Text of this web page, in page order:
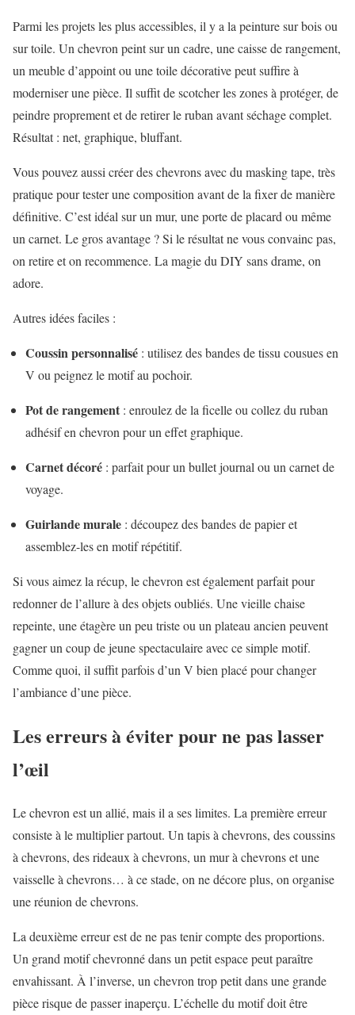
Parmi les projets les plus accessibles, il y a la peinture sur bois ou
sur toile. Un chevron peint sur un cadre, une caisse de rangement,
un meuble d’appoint ou une toile décorative peut suffire à
moderniser une pièce. Il suffit de scotcher les zones à protéger, de
peindre proprement et de retirer le ruban avant séchage complet.
Résultat : net, graphique, bluffant.
Vous pouvez aussi créer des chevrons avec du masking tape, très
pratique pour tester une composition avant de la fixer de manière
définitive. C’est idéal sur un mur, une porte de placard ou même
un carnet. Le gros avantage ? Si le résultat ne vous convainc pas,
on retire et on recommence. La magie du DIY sans drame, on
adore.
Autres idées faciles :
Coussin personnalisé : utilisez des bandes de tissu cousues en
V ou peignez le motif au pochoir.
Pot de rangement : enroulez de la ficelle ou collez du ruban
adhésif en chevron pour un effet graphique.
Carnet décoré : parfait pour un bullet journal ou un carnet de
voyage.
Guirlande murale : découpez des bandes de papier et
assemblez-les en motif répétitif.
Si vous aimez la récup, le chevron est également parfait pour
redonner de l’allure à des objets oubliés. Une vieille chaise
repeinte, une étagère un peu triste ou un plateau ancien peuvent
gagner un coup de jeune spectaculaire avec ce simple motif.
Comme quoi, il suffit parfois d’un V bien placé pour changer
l’ambiance d’une pièce.
Les erreurs à éviter pour ne pas lasser
l’œil
Le chevron est un allié, mais il a ses limites. La première erreur
consiste à le multiplier partout. Un tapis à chevrons, des coussins
à chevrons, des rideaux à chevrons, un mur à chevrons et une
vaisselle à chevrons… à ce stade, on ne décore plus, on organise
une réunion de chevrons.
La deuxième erreur est de ne pas tenir compte des proportions.
Un grand motif chevronné dans un petit espace peut paraître
envahissant. À l’inverse, un chevron trop petit dans une grande
pièce risque de passer inaperçu. L’échelle du motif doit être